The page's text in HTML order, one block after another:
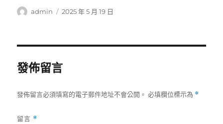
作
admin
發
2025 年 5 月 19 日
發佈留言
發佈留言必須填寫的電子郵件地址不會公開。 必填欄位標示為 *
留言 *